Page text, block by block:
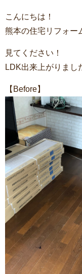
こんにちは！
熊本の住宅リフォー
見てください！
LDK出来上がりまし
【Before】